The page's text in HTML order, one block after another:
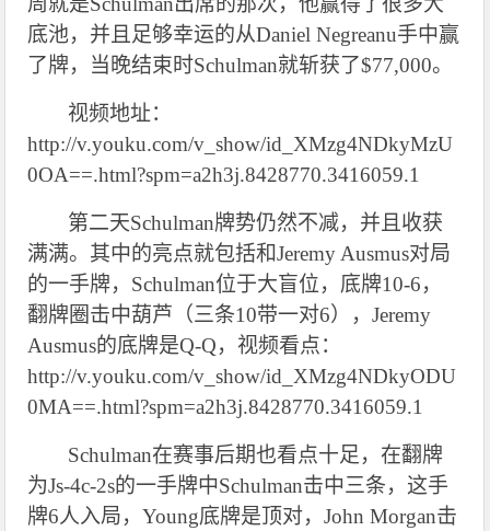
底池，并且足够幸运的从Daniel Negreanu手中赢
了牌，当晚结束时Schulman就斩获了$77,000。
视频地址：
http://v.youku.com/v_show/id_XMzg4NDkyMzU
0OA==.html?spm=a2h3j.8428770.3416059.1
第二天Schulman牌势仍然不减，并且收获
满满。其中的亮点就包括和Jeremy Ausmus对局
的一手牌，Schulman位于大盲位，底牌10-6，
翻牌圈击中葫芦（三条10带一对6），Jeremy
Ausmus的底牌是Q-Q，视频看点：
http://v.youku.com/v_show/id_XMzg4NDkyODU
0MA==.html?spm=a2h3j.8428770.3416059.1
Schulman在赛事后期也看点十足，在翻牌
为Js-4c-2s的一手牌中Schulman击中三条，这手
牌6人入局，Young底牌是顶对，John Morgan击